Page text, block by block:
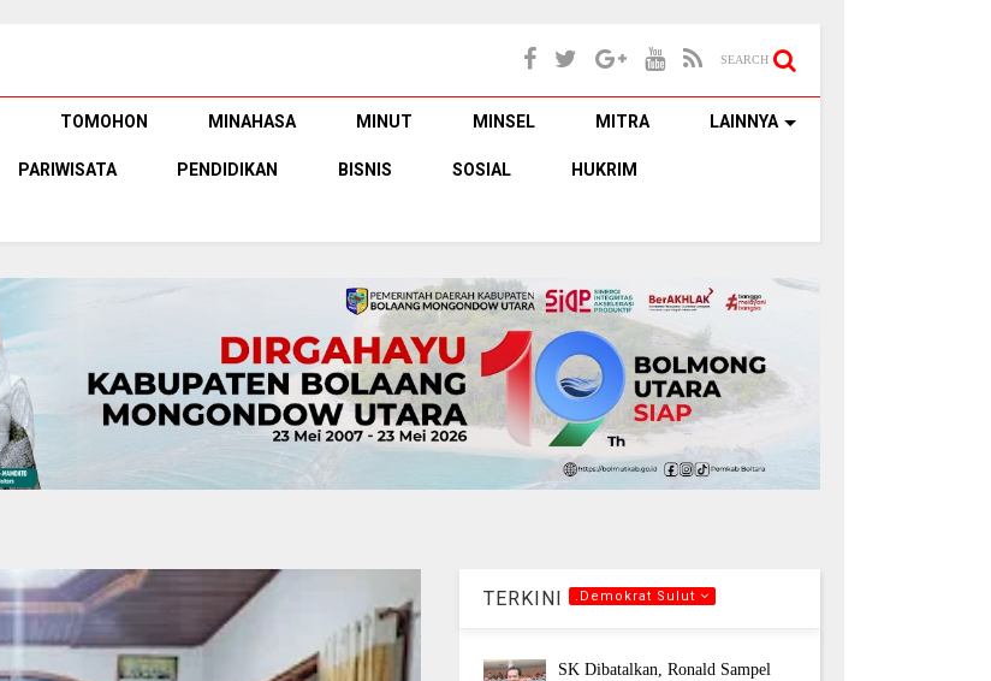
SEARCH
TOMOHON MINAHASA MINUT MINSEL MITRA LAINNYA
PARIWISATA PENDIDIKAN BISNIS SOSIAL HUKRIM
TERKINI .Demokrat Sulut
SK Dibatalkan, Ronald Sampel